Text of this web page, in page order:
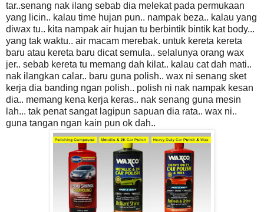
tar..senang nak ilang sebab dia melekat pada permukaan
yang licin.. kalau time hujan pun.. nampak beza.. kalau yang
diwax tu.. kita nampak air hujan tu berbintik bintik kat body...
yang tak waktu.. air macam merebak. untuk kereta kereta
baru atau kereta baru dicat semula.. selalunya orang wax
jer.. sebab kereta tu memang dah kilat.. kalau cat dah mati..
nak ilangkan calar.. baru guna polish.. wax ni senang sket
kerja dia banding ngan polish.. polish ni nak nampak kesan
dia.. memang kena kerja keras.. nak senang guna mesin
lah... tak penat sangat lagipun sapuan dia rata.. wax ni..
guna tangan ngan kain pun ok dah..